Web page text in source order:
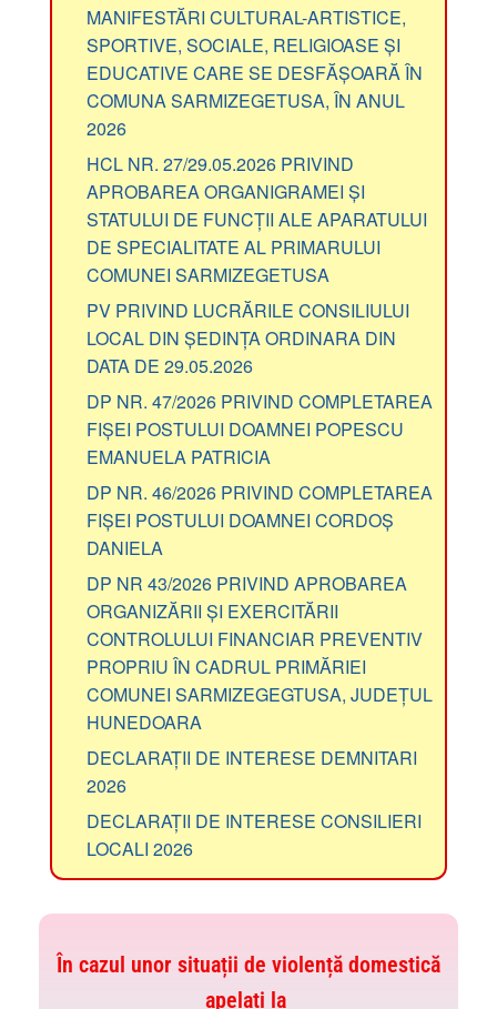
MANIFESTĂRI CULTURAL-ARTISTICE,
SPORTIVE, SOCIALE, RELIGIOASE ȘI
EDUCATIVE CARE SE DESFĂȘOARĂ ÎN
COMUNA SARMIZEGETUSA, ÎN ANUL
2026
HCL NR. 27/29.05.2026 PRIVIND
APROBAREA ORGANIGRAMEI ȘI
STATULUI DE FUNCȚII ALE APARATULUI
DE SPECIALITATE AL PRIMARULUI
COMUNEI SARMIZEGETUSA
PV PRIVIND LUCRĂRILE CONSILIULUI
LOCAL DIN ȘEDINȚA ORDINARA DIN
DATA DE 29.05.2026
DP NR. 47/2026 PRIVIND COMPLETAREA
FIȘEI POSTULUI DOAMNEI POPESCU
EMANUELA PATRICIA
DP NR. 46/2026 PRIVIND COMPLETAREA
FIȘEI POSTULUI DOAMNEI CORDOȘ
DANIELA
DP NR 43/2026 PRIVIND APROBAREA
ORGANIZĂRII ȘI EXERCITĂRII
CONTROLULUI FINANCIAR PREVENTIV
PROPRIU ÎN CADRUL PRIMĂRIEI
COMUNEI SARMIZEGEGTUSA, JUDEȚUL
HUNEDOARA
DECLARAȚII DE INTERESE DEMNITARI
2026
DECLARAȚII DE INTERESE CONSILIERI
LOCALI 2026
În cazul unor situații de violență domestică
apelați la